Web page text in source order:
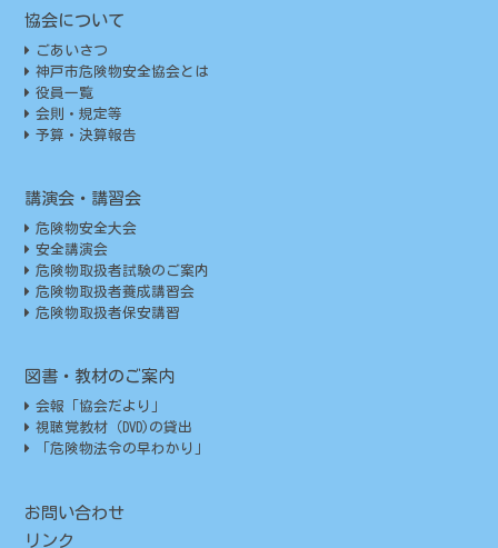
協会について
ごあいさつ
神戸市危険物安全協会とは
役員一覧
会則・規定等
予算・決算報告
講演会・講習会
危険物安全大会
安全講演会
危険物取扱者試験のご案内
危険物取扱者養成講習会
危険物取扱者保安講習
図書・教材のご案内
会報「協会だより」
視聴覚教材（DVD)の貸出
「危険物法令の早わかり」
お問い合わせ
リンク